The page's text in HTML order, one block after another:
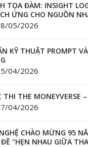
TỌA ĐÀM: INSIGHT
ỨNG CHO NGUỒN
05/2026
KỸ THUẬT PROMPT
04/2026
THI THE
04/2026
CHÀO MỪNG 95
"HẸN NHAU GIỮA